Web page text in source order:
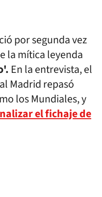
por segunda vez
la mítica leyenda
En la entrevista, el
Madrid repasó
los Mundiales, y
el fichaje de